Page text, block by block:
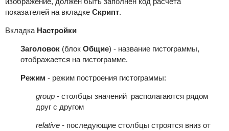
показателей на вкладке Скрипт.
Вкладка Настройки
Заголовок (блок Общие) - название гистограммы,
отображается на гистограмме.
Режим - режим построения гистограммы:
group - столбцы значений располагаются рядом
друг с другом
relative - последующие столбцы строятся вниз от